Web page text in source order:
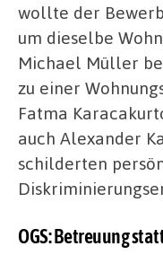
wollte der
um dieselbe
Michael Müller
zu einer
Fatma
auch Alexander
schilderten
OGS: Betreuung